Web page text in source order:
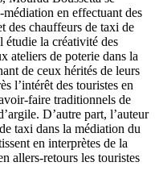
en effectuant des
des chauffeurs de taxi de
étudie la créativité des
ateliers de poterie dans la
de ceux hérités de leurs
l’intérêt des touristes en
faire traditionnels de
D’autre part, l’auteur
taxi dans la médiation du
en interprètes de la
allers-retours les touristes